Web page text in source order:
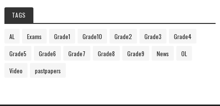
TAGS
AL Exams Grade1 Grade10 Grade2 Grade3 Grade4
Grade5 Grade6 Grade7 Grade8 Grade9 News OL
Video pastpapers